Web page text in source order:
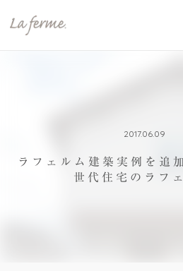
ラフェルム建築実例を追
世代住宅のラフ
2017.06.09